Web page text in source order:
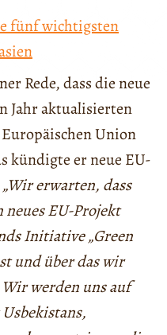
fünf wichtigsten
Rede, dass die neue
Jahr aktualisierten
Union
kündigte er neue EU-
„Wir erwarten, dass
neues EU-Projekt
Initiative „Green
und über das wir
werden uns auf